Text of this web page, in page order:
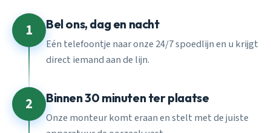
1 Bel ons, dag en nacht
Eén telefoontje naar onze 24/7 spoedlijn en u krijgt
direct iemand aan de lijn.
2 Binnen 30 minuten ter plaatse
Onze monteur komt eraan en stelt met de juiste